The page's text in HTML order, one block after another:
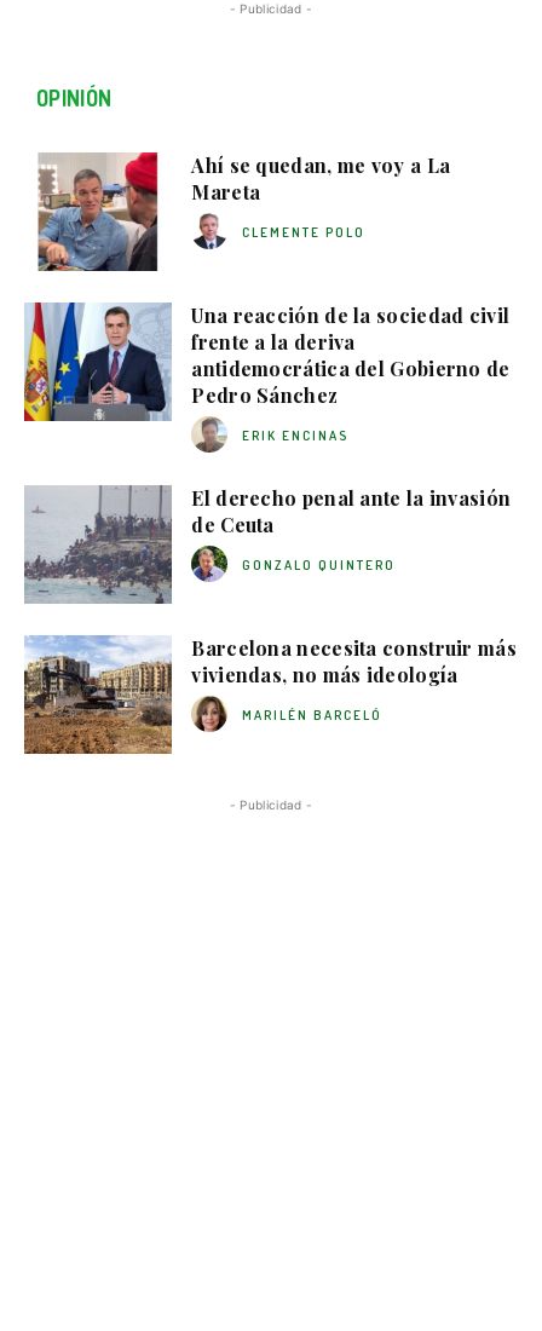
- Publicidad -
OPINIÓN
Ahí se quedan, me voy a La
Mareta
CLEMENTE POLO
Una reacción de la sociedad civil
frente a la deriva
antidemocrática del Gobierno de
Pedro Sánchez
ERIK ENCINAS
El derecho penal ante la invasión
de Ceuta
GONZALO QUINTERO
Barcelona necesita construir más
viviendas, no más ideología
MARILÉN BARCELÓ
- Publicidad -